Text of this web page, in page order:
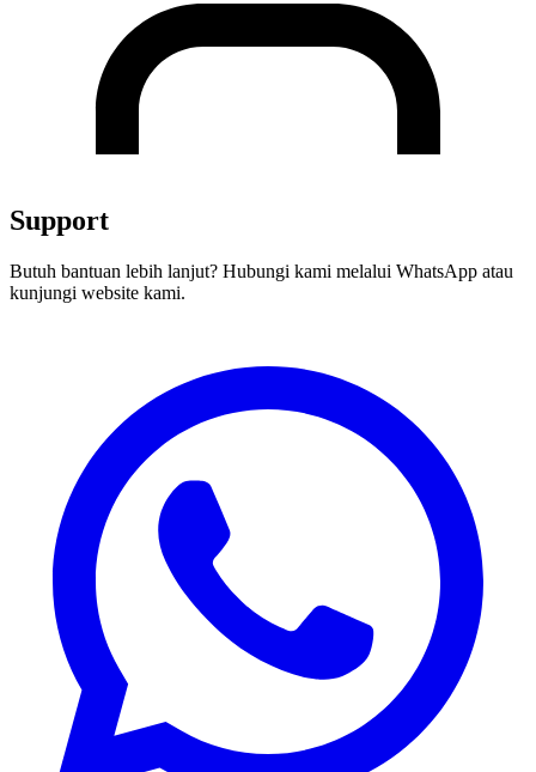
Support
Butuh bantuan lebih lanjut? Hubungi kami melalui WhatsApp atau
kunjungi website kami.